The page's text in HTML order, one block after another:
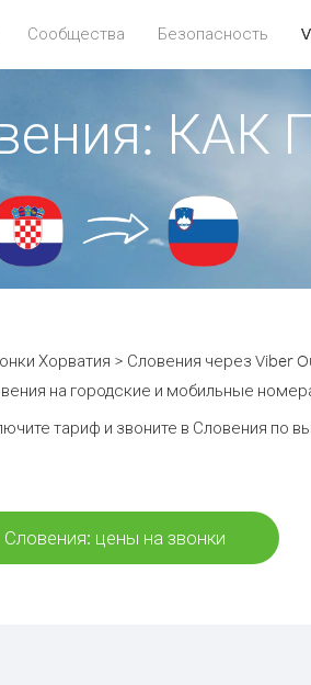
Сообщества Безопасность
Хорватия > Словения через Viber
на городские и мобильные
тариф и звоните в Словения по
Словения: цены на звонки